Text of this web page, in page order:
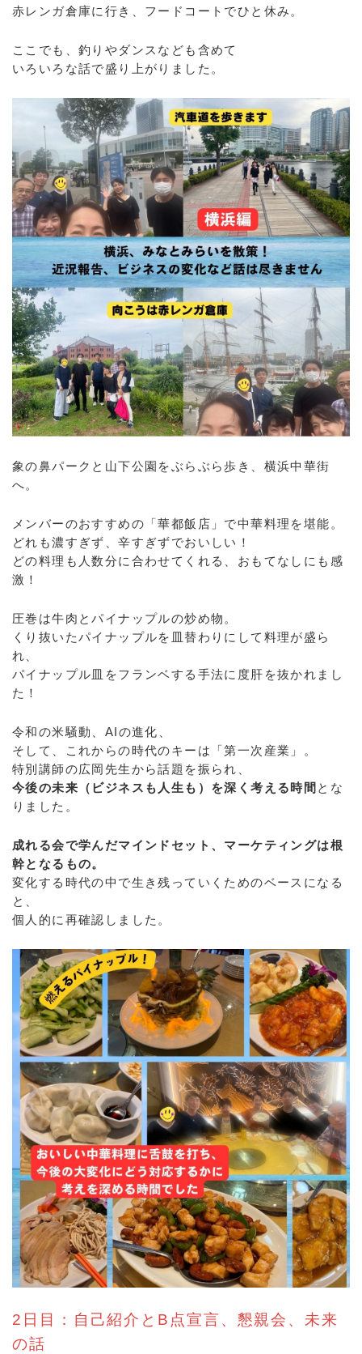
赤レンガ倉庫に行き、フードコートでひと休み。
ここでも、釣りやダンスなども含めて
いろいろな話で盛り上がりました。
象の鼻パークと山下公園をぶらぶら歩き、横浜中華街
へ。
メンバーのおすすめの「華都飯店」で中華料理を堪能。
どれも濃すぎず、辛すぎずでおいしい！
どの料理も人数分に合わせてくれる、おもてなしにも感
激！
圧巻は牛肉とパイナップルの炒め物。
くり抜いたパイナップルを皿替わりにして料理が盛ら
れ、
パイナップル皿をフランベする手法に度肝を抜かれまし
た！
令和の米騒動、AIの進化、
そして、これからの時代のキーは「第一次産業」。
特別講師の広岡先生から話題を振られ、
今後の未来（ビジネスも人生も）を深く考える時間 とな
りました。
成れる会で学んだマインドセット、マーケティングは根
幹となるもの。
変化する時代の中で生き残っていくためのベースになる
と、
個人的に再確認しました。
2日目：自己紹介とB点宣言、懇親会、未来
の話